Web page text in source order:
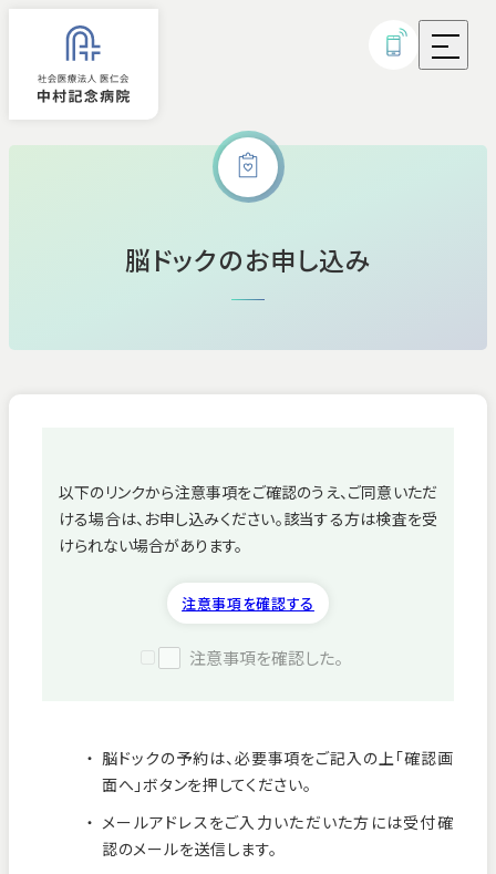
病気・治療について
病院紹介
脳ドックのお申し込み
以下のリンクから注意事項をご確認のうえ、ご同意いただ
ける場合は、お申し込みください。該当する方は検査を受
けられない場合があります。
注意事項を確認する
注意事項を確認した。
脳ドックの予約は、必要事項をご記入の上「確認画
面へ」ボタンを押してください。
メールアドレスをご入力いただいた方には受付確
認のメールを送信します。